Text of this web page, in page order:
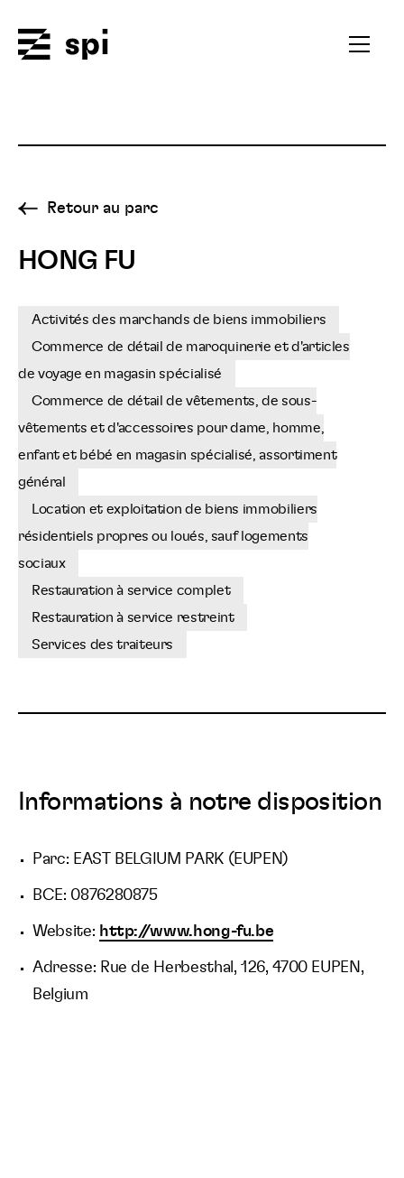
Ouvrir
Retour au parc
HONG FU
Activités des marchands de biens immobiliers
Commerce de détail de maroquinerie et d'articles
de voyage en magasin spécialisé
Commerce de détail de vêtements, de sous-
vêtements et d'accessoires pour dame, homme,
enfant et bébé en magasin spécialisé, assortiment
général
Location et exploitation de biens immobiliers
résidentiels propres ou loués, sauf logements
sociaux
Restauration à service complet
Restauration à service restreint
Services des traiteurs
Informations à notre disposition
Parc: EAST BELGIUM PARK (EUPEN)
BCE: 0876280875
Website: http://www.hong-fu.be
Adresse: Rue de Herbesthal, 126, 4700 EUPEN,
Belgium